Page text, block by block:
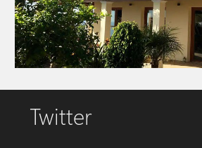
Casa 3466 La Palma
Villa con piscina en Tijarafe
Twitter